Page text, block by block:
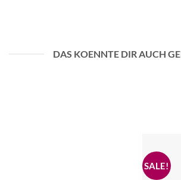
DAS KOENNTE DIR AUCH